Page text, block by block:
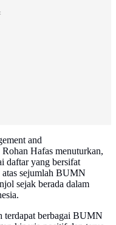
and
Hafas menuturkan,
daftar yang bersifat
atas sejumlah BUMN
sejak berada dalam
terdapat berbagai BUMN